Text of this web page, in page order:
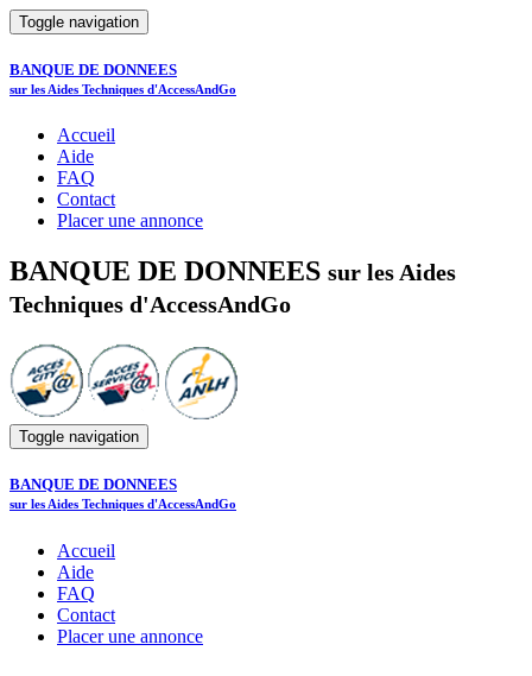
Toggle navigation
BANQUE DE DONNEES
sur les Aides Techniques d'AccessAndGo
Accueil
Aide
FAQ
Contact
Placer une annonce
BANQUE DE DONNEES sur les Aides
Techniques d'AccessAndGo
Toggle navigation
BANQUE DE DONNEES
sur les Aides Techniques d'AccessAndGo
Accueil
Aide
FAQ
Contact
Placer une annonce